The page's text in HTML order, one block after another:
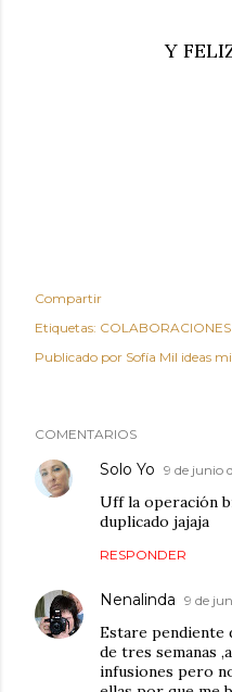
Y
Compartir
Etiquetas: COLABORACIONES
Publicado por Sofía Mil ideas
COMENTARIOS
Solo Yo 9 de junio
Uff la operación
duplicado jajaja
RESPONDER
Nenalinda 9 de
Estare pendiente
de tres semanas
infusiones pero